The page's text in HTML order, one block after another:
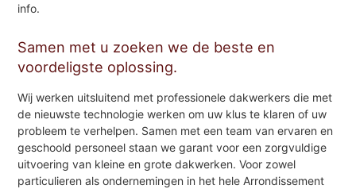
info.
Samen met u zoeken we de beste en
voordeligste oplossing.
Wij werken uitsluitend met professionele dakwerkers die met
de nieuwste technologie werken om uw klus te klaren of uw
probleem te verhelpen. Samen met een team van ervaren en
geschoold personeel staan we garant voor een zorgvuldige
uitvoering van kleine en grote dakwerken. Voor zowel
particulieren als ondernemingen in het hele Arrondissement